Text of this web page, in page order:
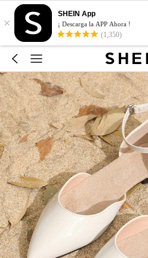
×
SHEIN App
¡ Descarga la APP Ahora !
(1,350)